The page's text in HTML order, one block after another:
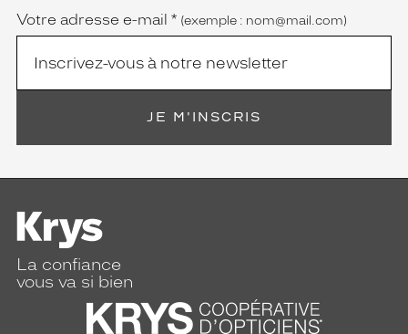
Votre adresse e-mail * (exemple : nom@mail.com)
JE M'INSCRIS
La confiance
vous va si bien